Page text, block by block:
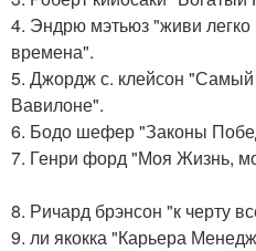
4. Эндрю мэтьюз "живи легко
времена".
5. Джордж с. клейсон
Вавилоне".
6. Бодо шефер "Законы
7. Генри форд "Моя Жизнь,
8. Ричард брэнсон "к черту
9. ли якокка "Карьера